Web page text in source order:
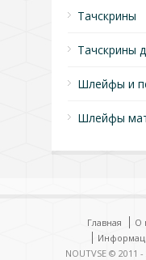
Тачскрины
Тачскрины
Шлейфы и
Шлейфы
Главная О
NOUTVSE © 2011